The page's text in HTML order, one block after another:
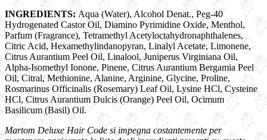
INGREDIENTS: Aqua (Water), Alcohol Denat., Peg-40
Hydrogenated Castor Oil, Diamino Pyrimidine Oxide, Menthol,
Parfum (Fragrance), Tetramethyl Acetyloctahydronaphthalenes,
Citric Acid, Hexamethylindanopyran, Linalyl Acetate, Limonene,
Citrus Aurantium Peel Oil, Linalool, Juniperus Virginiana Oil,
Alpha-Isomethyl Ionone, Pinene, Citrus Aurantium Bergamia Peel
Oil, Citral, Methionine, Alanine, Arginine, Glycine, Proline,
Rosmarinus Officinalis (Rosemary) Leaf Oil, Lysine HCl, Cysteine
HCl, Citrus Aurantium Dulcis (Orange) Peel Oil, Ocimum
Basilicum (Basil) Oil.
Martom Deluxe Hair Code si impegna costantemente per